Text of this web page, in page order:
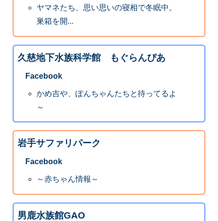
ヤマネたち、思い思いの寝相で冬眠中。
巣箱を開...
久慈地下水族科学館 もぐらんぴあ
Facebook
かめ吉や、ぽんちゃんたちと待ってるよ
～
岩手サファリパーク
Facebook
～赤ちゃん情報～
男鹿水族館GAO